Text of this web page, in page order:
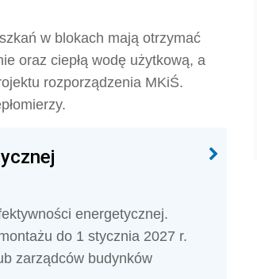
w blokach mają otrzymać
oraz ciepłą wodę użytkową, a
rozporządzenia MKiŚ.
energetycznej.
do 1 stycznia 2027 r.
zarządców budynków